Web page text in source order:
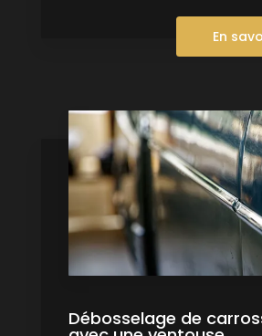
En
Débosselage de